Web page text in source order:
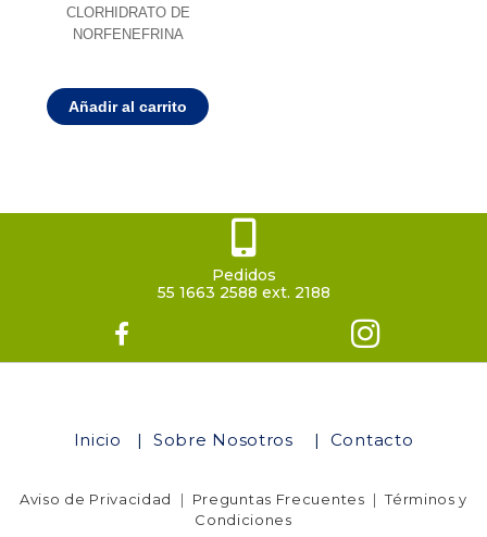
CLORHIDRATO DE
NORFENEFRINA
Añadir al carrito
Pedidos
55 1663 2588 ext. 2188
Inicio |Sobre Nosotros | Contacto
Aviso de Privacidad | Preguntas Frecuentes |Términos y
Condiciones